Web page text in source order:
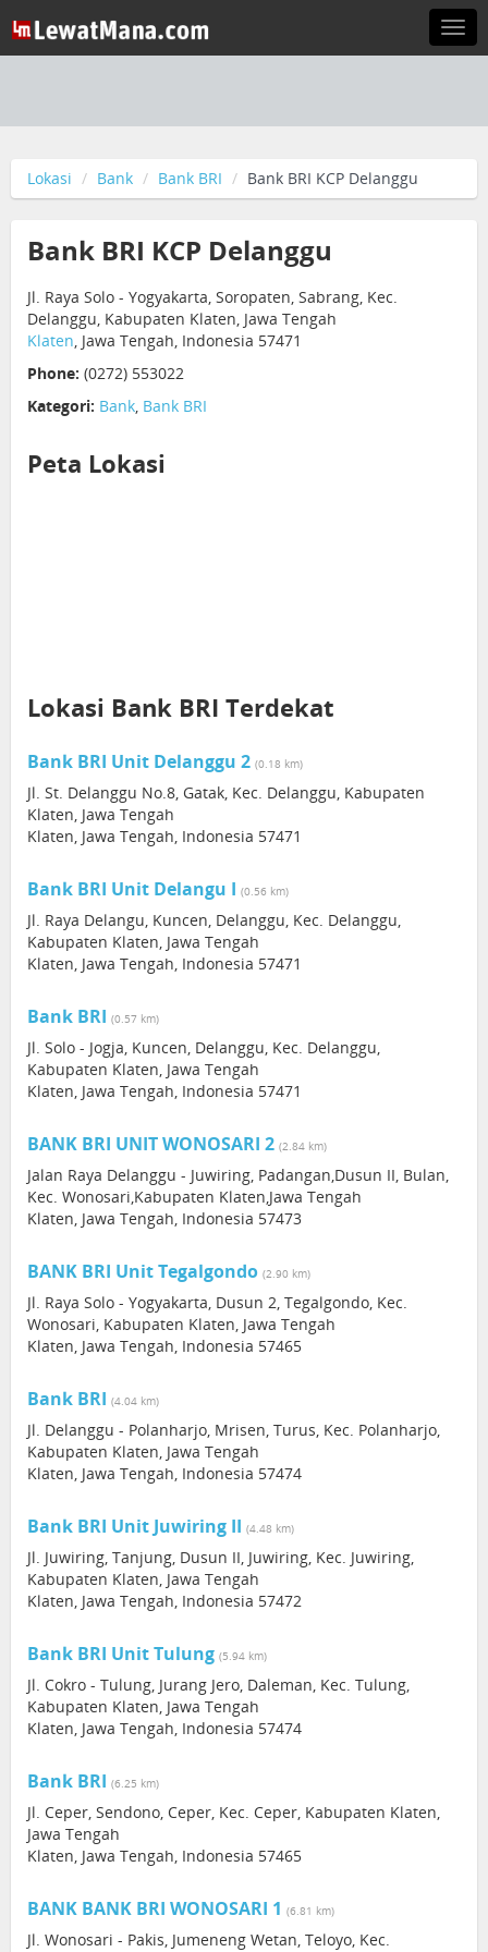
Lokasi Bank Bank BRI Bank BRI KCP Delanggu
Bank BRI KCP Delanggu
Jl. Raya Solo - Yogyakarta, Soropaten, Sabrang, Kec.
Delanggu, Kabupaten Klaten, Jawa Tengah
Klaten, Jawa Tengah, Indonesia 57471
Phone: (0272) 553022
Kategori: Bank, Bank BRI
Peta Lokasi
Lokasi Bank BRI Terdekat
Bank BRI Unit Delanggu 2 (0.18 km)
Jl. St. Delanggu No.8, Gatak, Kec. Delanggu, Kabupaten
Klaten, Jawa Tengah
Klaten, Jawa Tengah, Indonesia 57471
Bank BRI Unit Delangu I (0.56 km)
Jl. Raya Delangu, Kuncen, Delanggu, Kec. Delanggu,
Kabupaten Klaten, Jawa Tengah
Klaten, Jawa Tengah, Indonesia 57471
Bank BRI (0.57 km)
Jl. Solo - Jogja, Kuncen, Delanggu, Kec. Delanggu,
Kabupaten Klaten, Jawa Tengah
Klaten, Jawa Tengah, Indonesia 57471
BANK BRI UNIT WONOSARI 2 (2.84 km)
Jalan Raya Delanggu - Juwiring, Padangan,Dusun II, Bulan,
Kec. Wonosari,Kabupaten Klaten,Jawa Tengah
Klaten, Jawa Tengah, Indonesia 57473
BANK BRI Unit Tegalgondo (2.90 km)
Jl. Raya Solo - Yogyakarta, Dusun 2, Tegalgondo, Kec.
Wonosari, Kabupaten Klaten, Jawa Tengah
Klaten, Jawa Tengah, Indonesia 57465
Bank BRI (4.04 km)
Jl. Delanggu - Polanharjo, Mrisen, Turus, Kec. Polanharjo,
Kabupaten Klaten, Jawa Tengah
Klaten, Jawa Tengah, Indonesia 57474
Bank BRI Unit Juwiring II (4.48 km)
Jl. Juwiring, Tanjung, Dusun II, Juwiring, Kec. Juwiring,
Kabupaten Klaten, Jawa Tengah
Klaten, Jawa Tengah, Indonesia 57472
Bank BRI Unit Tulung (5.94 km)
Jl. Cokro - Tulung, Jurang Jero, Daleman, Kec. Tulung,
Kabupaten Klaten, Jawa Tengah
Klaten, Jawa Tengah, Indonesia 57474
Bank BRI (6.25 km)
Jl. Ceper, Sendono, Ceper, Kec. Ceper, Kabupaten Klaten,
Jawa Tengah
Klaten, Jawa Tengah, Indonesia 57465
BANK BANK BRI WONOSARI 1 (6.81 km)
Jl. Wonosari - Pakis, Jumeneng Wetan, Teloyo, Kec.